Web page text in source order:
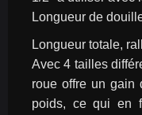
Longueur de
Longueur totale,
Avec 4 tailles
roue offre un gain
poids, ce qui en